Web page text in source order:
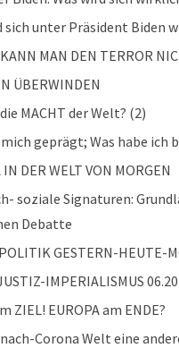
sich unter Präsident Biden
MAN DEN TERROR
ÜBERWINDEN
MACHT der Welt? (2)
geprägt; Was habe ich
IN DER WELT VON MORGEN
soziale Signaturen:
Debatte
GESTERN-HEUTE-
IMPERIALISMUS 06.20
ZIEL! EUROPA am ENDE?
Corona Welt eine